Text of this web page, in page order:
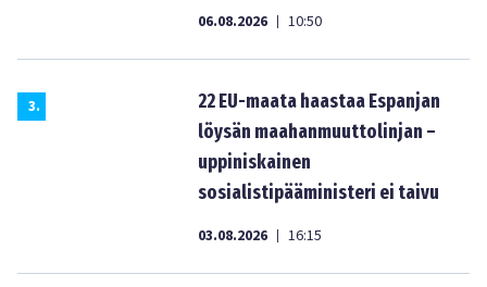
06.08.2026 | 10:50
3.
22 EU-maata haastaa Espanjan
löysän maahanmuuttolinjan –
uppiniskainen
sosialistipääministeri ei taivu
03.08.2026 | 16:15